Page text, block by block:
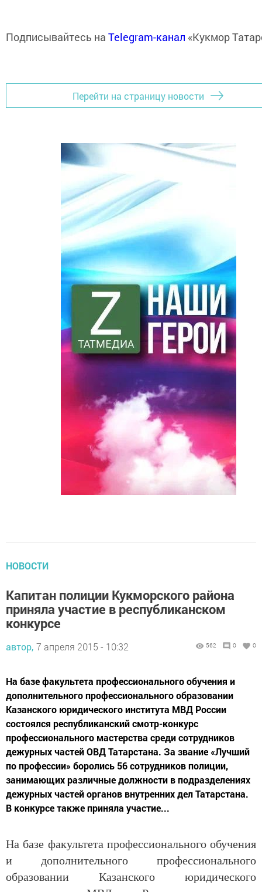
Подписывайтесь на Telegram-канал «Кукмор
Перейти на страницу новости
НОВОСТИ
Капитан полиции Кукморского района
приняла участие в республиканском
конкурсе
автор, 7 апреля 2015 - 10:32 562 0 0
На базе факультета профессионального обучения и
дополнительного профессионального образовании
Казанского юридического института МВД России
состоялся республиканский смотр-конкурс
профессионального мастерства среди сотрудников
дежурных частей ОВД Татарстана. За звание «Лучший
по профессии» боролись 56 сотрудников полиции,
занимающих различные должности в подразделениях
дежурных частей органов внутренних дел Татарстана.
В конкурсе также приняла участие...
На базе факультета профессионального обучения
и дополнительного профессионального
образовании Казанского юридического